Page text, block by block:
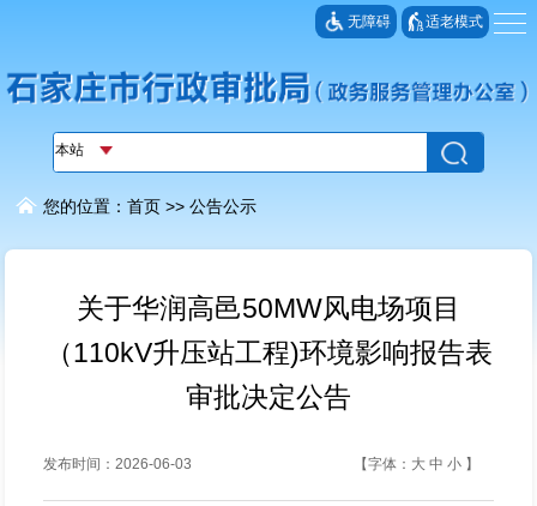
无障碍 适老模式
您的位置： 首页>> 公告公示
关于华润高邑50MW风电场项目
（110kV升压站工程)环境影响报告表
审批决定公告
发布时间：2026-06-03 【字体： 大 中 小 】